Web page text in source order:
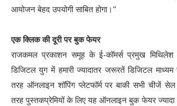
आयोजन बेहद उपयोगी साबित होगा।"
एक क्लिक की दूरी पर बुक फेयर
राजकमल प्रकाशन समूह के ई-कॉमर्स प्रमुख
डिजिटल युग में हमारी ज्यादातर जरूरतें डिजिटल
तरह ऑनलाइन शॉपिंग प्लेटफॉर्म पर बाकी सभी चीजें
तरह पुस्तकप्रेमियों के लिए यह ऑनलाइन बुक फेयर